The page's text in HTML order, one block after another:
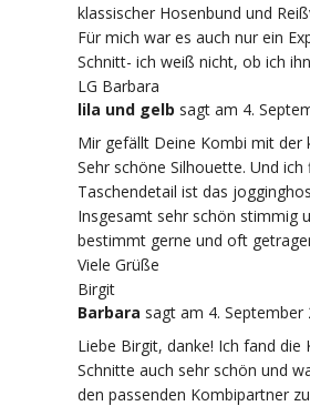
klassischer Hosenbund und
Für mich war es auch nur ein
Schnitt- ich weiß nicht, ob ich
LG Barbara
lila und gelb sagt am 4.
Mir gefällt Deine Kombi mit der
Sehr schöne Silhouette. Und
Taschendetail ist das
Insgesamt sehr schön stimmig
bestimmt gerne und oft
Viele Grüße
Birgit
Barbara sagt am 4. September
Liebe Birgit, danke! Ich fand
Schnitte auch sehr schön und
den passenden Kombipartner